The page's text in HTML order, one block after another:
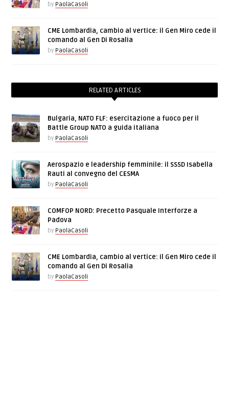
by PaolaCasoli
CME Lombardia, cambio al vertice: il Gen Miro cede il
comando al Gen Di Rosalia
by PaolaCasoli
RELATED ARTICLES
Bulgaria, NATO FLF: esercitazione a fuoco per il
Battle Group NATO a guida italiana
by PaolaCasoli
Aerospazio e leadership femminile: il SSSD Isabella
Rauti al convegno del CESMA
by PaolaCasoli
COMFOP NORD: Precetto Pasquale Interforze a
Padova
by PaolaCasoli
CME Lombardia, cambio al vertice: il Gen Miro cede il
comando al Gen Di Rosalia
by PaolaCasoli